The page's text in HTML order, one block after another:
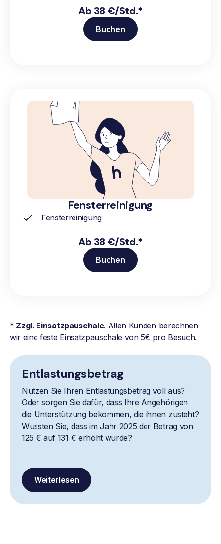
Ab 38 €/Std.*
Buchen
Fensterreinigung
Fensterreinigung
Ab 38 €/Std.*
Buchen
* Zzgl. Einsatzpauschale. Allen Kunden berechnen
wir eine feste Einsatzpauschale von 5€ pro Besuch.
Entlastungsbetrag
Nutzen Sie Ihren Entlastungsbetrag voll aus?
Oder sorgen Sie dafür, dass Ihre Angehörigen
die Unterstützung bekommen, die ihnen zusteht?
Wussten Sie, dass im Jahr 2025 der Betrag von
125 € auf 131 € erhöht wurde?
Weiterlesen